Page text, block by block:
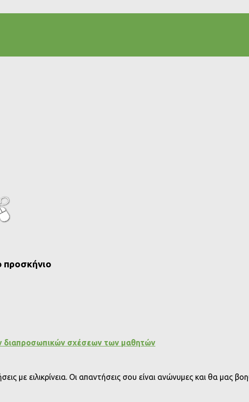
προσκήνιο
διαπροσωπικών σχέσεων των μαθητών
με ειλικρίνεια. Οι απαντήσεις σου είναι ανώνυμες και θα μας